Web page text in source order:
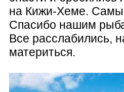
на Кижи-Хеме.
Спасибо нашим
Все расслабились,
материться.